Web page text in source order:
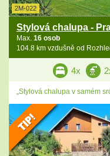
2M-022
Stylová chalupa -
Max. 16 osob
104.8 km vzdušně od
4x
„Stylová chalupa v samém